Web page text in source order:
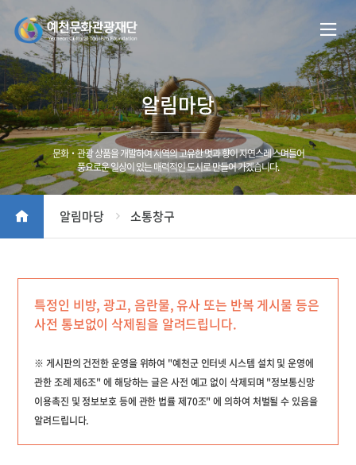
알림마당
문화‧관광 상품을 개발하여 지역의 고유한 멋과 향이 자연스레 스며들어
풍요로운 일상이 있는 매력적인 도시로 만들어 가겠습니다.
알림마당 소통창구
특정인 비방, 광고, 음란물, 유사 또는 반복 게시물 등은
사전 통보없이 삭제됨을 알려드립니다.
※ 게시판의 건전한 운영을 위하여 "예천군 인터넷 시스템 설치 및 운영에
관한 조례 제6조" 에 해당하는 글은 사전 예고 없이 삭제되며 "정보통신망
이용촉진 및 정보보호 등에 관한 법률 제70조" 에 의하여 처벌될 수 있음을
알려드립니다.